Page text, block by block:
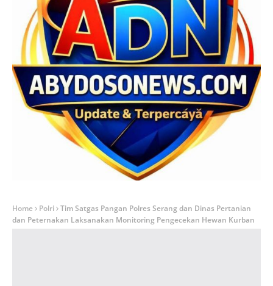
Home Polri Tim Satgas Pangan Polres Serang dan Dinas Pertanian
dan Peternakan Laksanakan Monitoring Pengecekan Hewan Kurban